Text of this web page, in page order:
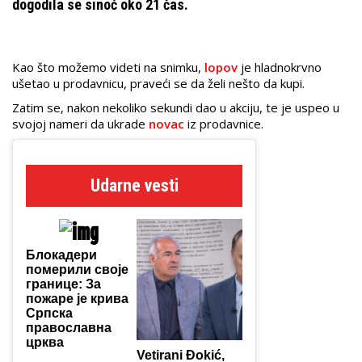
dogodila se sinoć oko 21 čas.
Kao što možemo videti na snimku, lopov je hladnokrvno
ušetao u prodavnicu, praveći se da želi nešto da kupi.
Zatim se, nakon nekoliko sekundi dao u akciju, te je uspeo u
svojoj nameri da ukrade novac iz prodavnice.
Udarne vesti
Блокадери
померили своје
границе: За
пожаре је крива
Српска
православна
црква
Vetirani Đokić,